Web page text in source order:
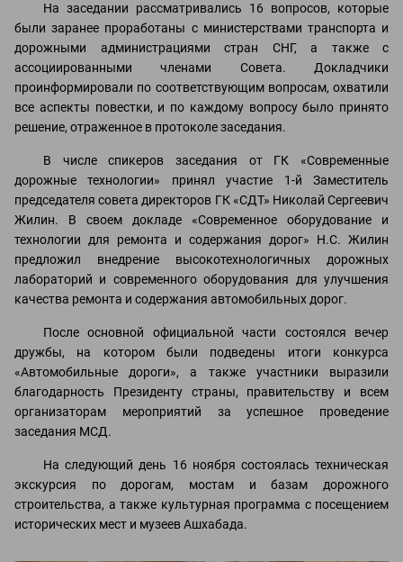
На заседании рассматривались 16 вопросов, которые
были заранее проработаны с министерствами транспорта и
дорожными администрациями стран СНГ, а также с
ассоциированными членами Совета. Докладчики
проинформировали по соответствующим вопросам, охватили
все аспекты повестки, и по каждому вопросу было принято
решение, отраженное в протоколе заседания.
В числе спикеров заседания от ГК «Современные
дорожные технологии» принял участие 1-й Заместитель
председателя совета директоров ГК «СДТ» Николай Сергеевич
Жилин. В своем докладе «Современное оборудование и
технологии для ремонта и содержания дорог» Н.С. Жилин
предложил внедрение высокотехнологичных дорожных
лабораторий и современного оборудования для улучшения
качества ремонта и содержания автомобильных дорог.
После основной официальной части состоялся вечер
дружбы, на котором были подведены итоги конкурса
«Автомобильные дороги», а также участники выразили
благодарность Президенту страны, правительству и всем
организаторам мероприятий за успешное проведение
заседания МСД.
На следующий день 16 ноября состоялась техническая
экскурсия по дорогам, мостам и базам дорожного
строительства, а также культурная программа с посещением
исторических мест и музеев Ашхабада.